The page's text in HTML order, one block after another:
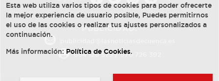
PUBLICIDAD:
684 126 573/670 726 392
Esta web utiliza varios tipos de cookies para poder ofrecerte
la mejor experiencia de usuario posible, Puedes permitirnos
el uso de las cookies o realizar tus ajustes personalizados a
continuación.
Más información: Política de Cookies.